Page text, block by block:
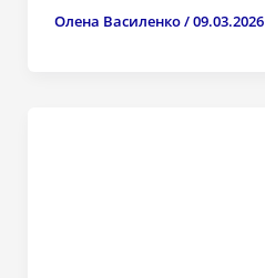
Олена Василенко/09.03.2026